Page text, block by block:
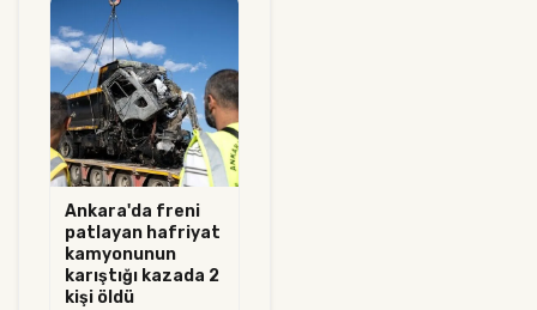
Ankara'da freni
patlayan hafriyat
kamyonunun
karıştığı kazada 2
kişi öldü